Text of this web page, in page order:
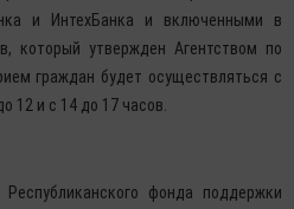
и ИнтехБанка и включенными в
который утвержден Агентством по
граждан будет осуществляться с
12 и с 14 до 17 часов.
фонда поддержки